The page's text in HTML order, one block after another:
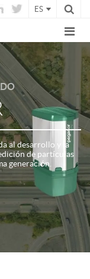
ES
al desarrollo y la
de partículas
generación.